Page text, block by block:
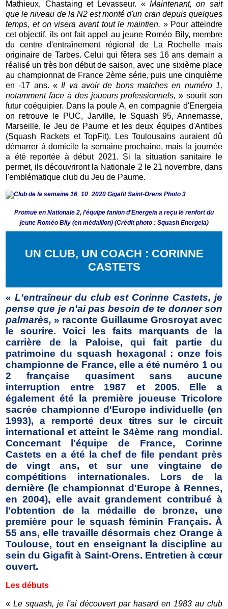
Mathieux, Chastaing et Levasseur. «Maintenant, on sait
que le niveau de la N2 est monté d'un cran depuis quelques
temps, et on visera avant tout le maintien. » Pour atteindre
cet objectif, ils ont fait appel au jeune Roméo Bily, membre
du centre d'entraînement régional de La Rochelle mais
originaire de Tarbes. Celui qui fêtera ses 16 ans demain a
réalisé un très bon début de saison, avec une sixième place
au championnat de France 2ème série, puis une cinquième
en -17 ans. «Il va avoir de bons matches en numéro 1,
notamment face à des joueurs professionnels,» sourit son
futur coéquipier. Dans la poule A, en compagnie d'Energeia
on retrouve le PUC, Jarville, le Squash 95, Annemasse,
Marseille, le Jeu de Paume et les deux équipes d'Antibes
(Squash Rackets et TopFit). Les Toulousains auraient dû
démarrer à domicile la semaine prochaine, mais la journée
a été reportée à début 2021. Si la situation sanitaire le
permet, ils découvriront la Nationale 2 le 21 novembre, dans
l'emblématique club du Jeu de Paume.
Promue en Nationale 2, l'équipe fanion d'Energeia a reçu le renfort du
jeune Roméo Bily (en médaillon) (Crédit photo : Squash Energeia)
UN CLUB, UN COACH : CORINNE
CASTETS
« L'entraîneur du club est Corinne Castets, je
pense que je n'ai pas besoin de te donner son
palmarès, » raconte Guillaume Grosroyat avec
le sourire. Voici les faits marquants de la
carrière de la Paloise, qui fait partie du
patrimoine du squash hexagonal : onze fois
championne de France, elle a été numéro 1 ou
2 française quasiment sans aucune
interruption entre 1987 et 2005. Elle a
également été la première joueuse Tricolore
sacrée championne d'Europe individuelle (en
1993), a remporté deux titres sur le circuit
international et atteint le 34ème rang mondial.
Concernant l'équipe de France, Corinne
Castets en a été la chef de file pendant près
de vingt ans, et sur une vingtaine de
compétitions internationales. Lors de la
dernière (le championnat d'Europe à Rennes,
en 2004), elle avait grandement contribué à
l'obtention de la médaille de bronze, une
première pour le squash féminin Français. À
55 ans, elle travaille désormais chez Orange à
Toulouse, tout en enseignant la discipline au
sein du Gigafit à Saint-Orens. Entretien à cœur
ouvert.
Les débuts
« Le squash, je l'ai découvert par hasard en 1983 au club